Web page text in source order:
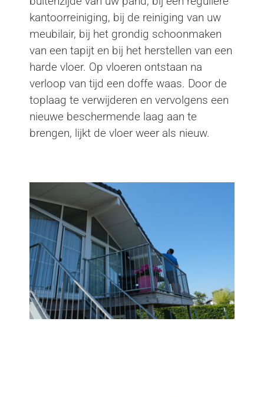
kantoorreiniging, bij de reiniging van uw
meubilair, bij het grondig schoonmaken
van een tapijt en bij het herstellen van een
harde vloer. Op vloeren ontstaan na
verloop van tijd een doffe waas. Door de
toplaag te verwijderen en vervolgens een
nieuwe beschermende laag aan te
brengen, lijkt de vloer weer als nieuw.